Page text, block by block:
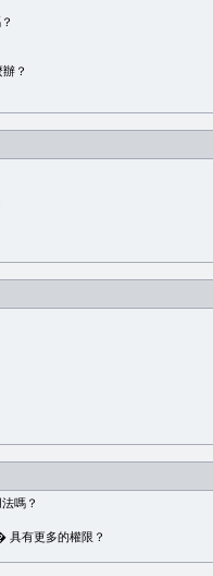
？
嗎？
有更多的權限？